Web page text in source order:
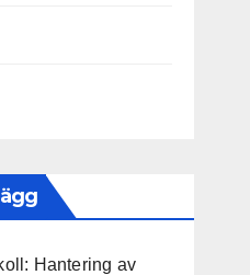
Hantering av